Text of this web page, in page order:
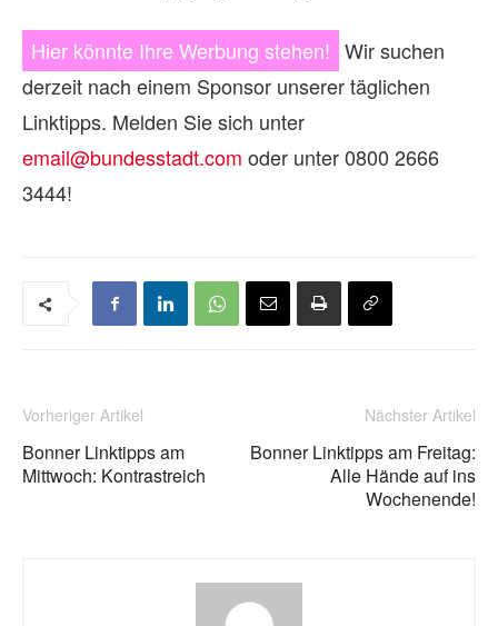
Hier könnte Ihre Werbung stehen! Wir suchen
derzeit nach einem Sponsor unserer täglichen
Linktipps. Melden Sie sich unter
email@bundesstadt.com oder unter 0800 2666
3444!
Vorheriger Artikel
Bonner Linktipps am
Mittwoch: Kontrastreich
Nächster Artikel
Bonner Linktipps am Freitag:
Alle Hände auf ins
Wochenende!